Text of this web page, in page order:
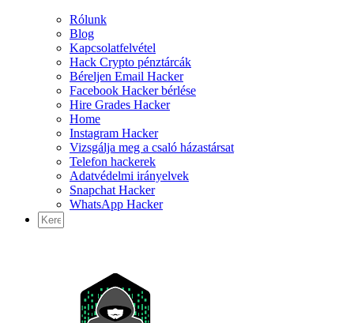
Rólunk
Blog
Kapcsolatfelvétel
Hack Crypto pénztárcák
Béreljen Email Hacker
Facebook Hacker bérlése
Hire Grades Hacker
Home
Instagram Hacker
Vizsgálja meg a csaló házastársat
Telefon hackerek
Adatvédelmi irányelvek
Snapchat Hacker
WhatsApp Hacker